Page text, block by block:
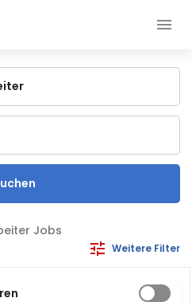
Jobs
Weitere Filter